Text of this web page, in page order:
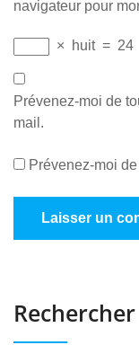
navigateur pour
× huit = 24
Prévenez-moi de
mail.
Prévenez-moi
Rechercher